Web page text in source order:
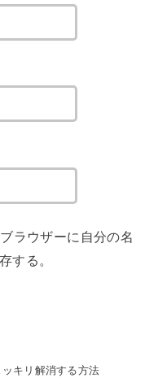
ラウザーに自分の名
する。
キリ解消する方法